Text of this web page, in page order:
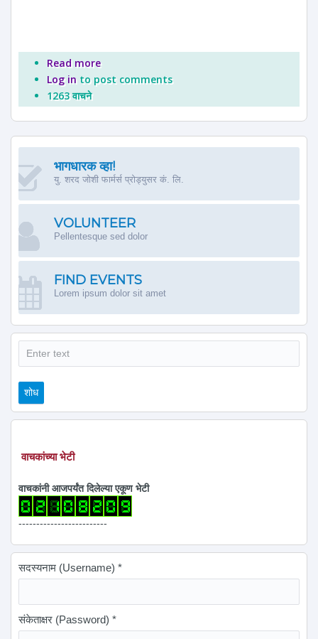
Read moreabout COURT MARSHAL - SHARAD JOSHI
Log in to post comments
1263 वाचने
भागधारक व्हा!
यु. शरद जोशी फार्मर्स प्रोड्युसर कं. लि.
VOLUNTEER
Pellentesque sed dolor
FIND EVENTS
Lorem ipsum dolor sit amet
शोध
शोध
वाचकांच्या भेटी
वाचकांनी आजपर्यंत दिलेल्या एकूण भेटी
-------------------------
सदस्यनाम (Username) *
संकेताक्षर (Password) *